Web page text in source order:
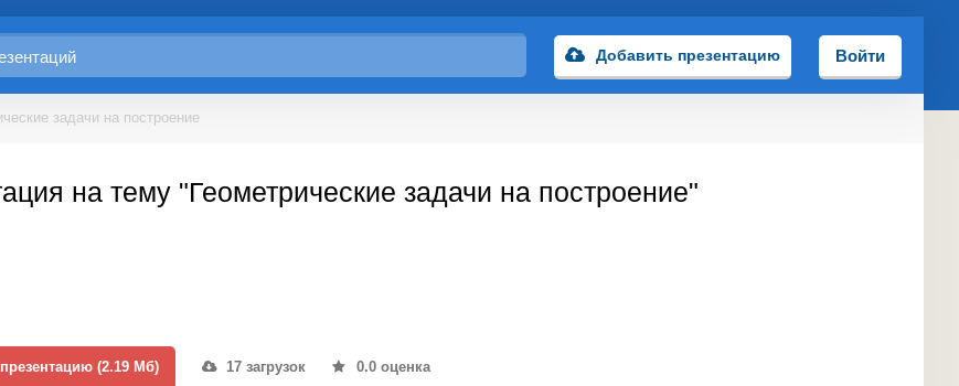
Добавить презентацию Войти
задачи на построение
на тему "Геометрические задачи на построение"
(2.19 Мб) 17 загрузок 0.0 оценка